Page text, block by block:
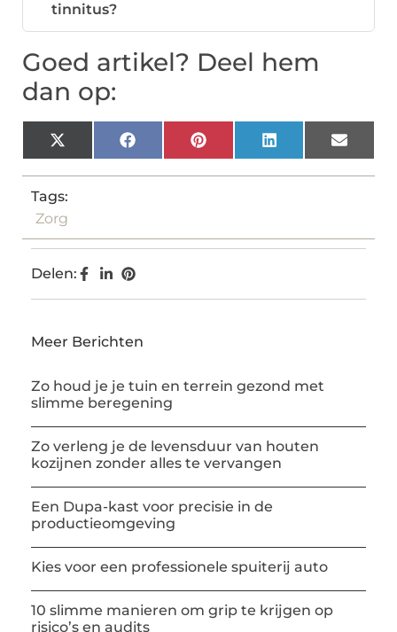
tinnitus?
Goed artikel? Deel hem
dan op:
X
(Twitter)
FacebookPinterestLinkedIn Email
Tags:
Zorg
Delen:
Meer Berichten
Zo houd je je tuin en terrein gezond met
slimme beregening
Zo verleng je de levensduur van houten
kozijnen zonder alles te vervangen
Een Dupa-kast voor precisie in de
productieomgeving
Kies voor een professionele spuiterij auto
10 slimme manieren om grip te krijgen op
risico’s en audits